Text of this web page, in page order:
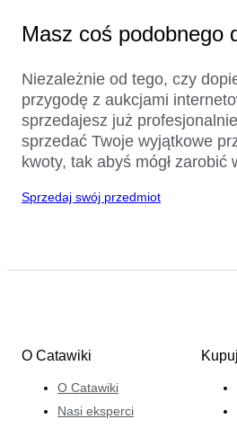
Masz coś podobnego
Niezależnie od tego, czy
przygodę z aukcjami
sprzedajesz już
sprzedać Twoje wyjątkowe
kwoty, tak abyś mógł zarobić
Sprzedaj swój przedmiot
O Catawiki
O Catawiki
Nasi eksperci
Kupuj